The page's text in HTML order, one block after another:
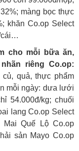
màng bọc thực
khăn Co.op Select
cái…
cho mỗi bữa ăn,
riêng Co.op:
quả, thực phẩm
mỗi ngày: dưa lưới
54.000đ/kg; chuối
lang Co.op Select
Mai Quế Lộ Co.op
sản Mayo Co.op